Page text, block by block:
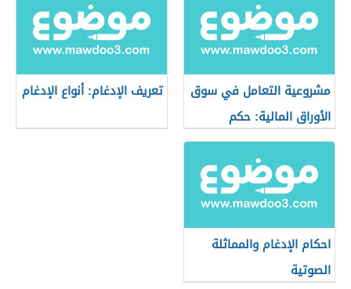
مشروعية التعامل في سوق
الأوراق المالية: حكم
التعامل في البورصة
تعريف الإدغام: أنواع الإدغام
احكام الإدغام والمماثلة
الصوتية